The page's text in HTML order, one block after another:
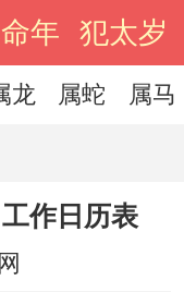
年 犯太岁
龙 属蛇 属马
作日历表